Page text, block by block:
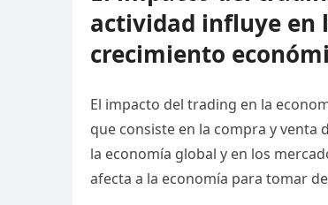
actividad influye en
crecimiento
El impacto del trading en la
que consiste en la compra y
la economía global y en los
afecta a la economía para tomar